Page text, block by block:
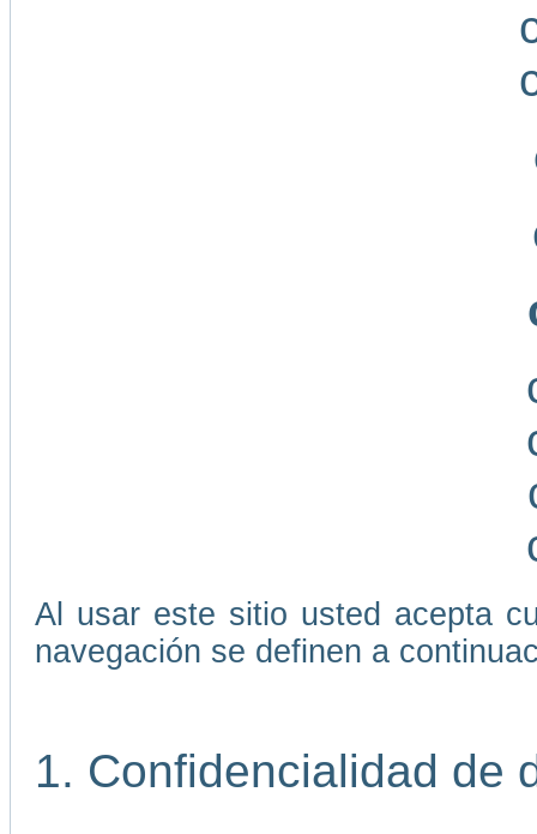
Al usar este sitio usted acepta
navegación se definen a
1. Confidencialidad de